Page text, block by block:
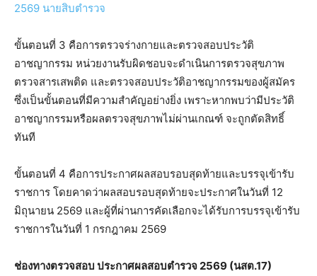
2569 นายสิบตำรวจ
ขั้นตอนที่ 3 คือการตรวจร่างกายและตรวจสอบประวัติ
อาชญากรรม หน่วยงานรับผิดชอบจะดำเนินการตรวจสุขภาพ
ตรวจสารเสพติด และตรวจสอบประวัติอาชญากรรมของผู้สมัคร
ซึ่งเป็นขั้นตอนที่มีความสำคัญอย่างยิ่ง เพราะหากพบว่ามีประวัติ
อาชญากรรมหรือผลตรวจสุขภาพไม่ผ่านเกณฑ์ จะถูกตัดสิทธิ์
ทันที
ขั้นตอนที่ 4 คือการประกาศผลสอบรอบสุดท้ายและบรรจุเข้ารับ
ราชการ โดยคาดว่าผลสอบรอบสุดท้ายจะประกาศในวันที่ 12
มิถุนายน 2569 และผู้ที่ผ่านการคัดเลือกจะได้รับการบรรจุเข้ารับ
ราชการในวันที่ 1 กรกฎาคม 2569
ช่องทางตรวจสอบ ประกาศผลสอบตํารวจ 2569 (นสต.17)